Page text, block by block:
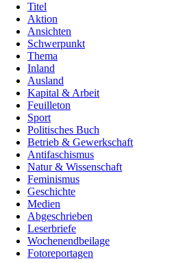
Titel
Aktion
Ansichten
Schwerpunkt
Thema
Inland
Ausland
Kapital & Arbeit
Feuilleton
Sport
Politisches Buch
Betrieb & Gewerkschaft
Antifaschismus
Natur & Wissenschaft
Feminismus
Geschichte
Medien
Abgeschrieben
Leserbriefe
Wochenendbeilage
Fotoreportagen